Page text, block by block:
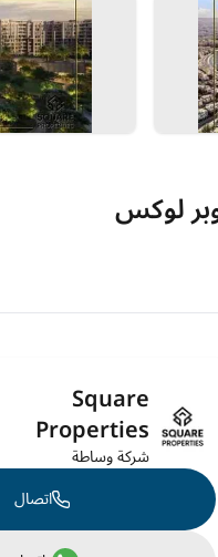
لوكس
Square
Properties
شركة وساطة
اتصال